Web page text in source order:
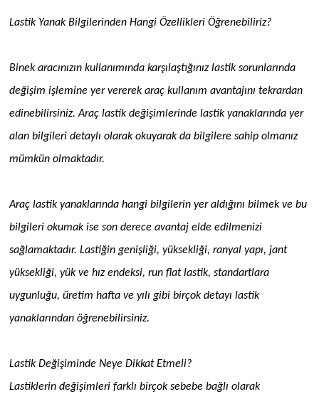
Lastik Yanak Bilgilerinden Hangi Özellikleri Öğrenebiliriz?
Binek aracınızın kullanımında karşılaştığınız lastik sorunlarında
değişim işlemine yer vererek araç kullanım avantajını tekrardan
edinebilirsiniz. Araç lastik değişimlerinde lastik yanaklarında yer
alan bilgileri detaylı olarak okuyarak da bilgilere sahip olmanız
mümkün olmaktadır.
Araç lastik yanaklarında hangi bilgilerin yer aldığını bilmek ve bu
bilgileri okumak ise son derece avantaj elde edilmenizi
sağlamaktadır. Lastiğin genişliği, yüksekliği, ranyal yapı, jant
yüksekliği, yük ve hız endeksi, run flat lastik, standartlara
uygunluğu, üretim hafta ve yılı gibi birçok detayı lastik
yanaklarından öğrenebilirsiniz.
Lastik Değişiminde Neye Dikkat Etmeli?
Lastiklerin değişimleri farklı birçok sebebe bağlı olarak